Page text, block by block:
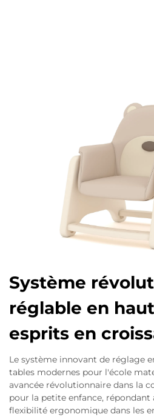
Système
réglable en
esprits en
Le système innovant de réglage
tables modernes pour l'école
avancée révolutionnaire dans la
pour la petite enfance, répondant
flexibilité ergonomique dans les